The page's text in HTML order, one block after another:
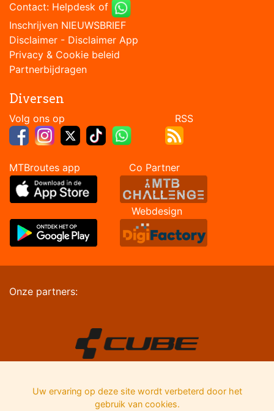
Contact: Helpdesk of
Inschrijven NIEUWSBRIEF
Disclaimer - Disclaimer App
Privacy & Cookie beleid
Partnerbijdragen
Diversen
Volg ons op RSS
MTBroutes app Co Partner
Webdesign
Onze partners:
Uw ervaring op deze site wordt verbeterd door het
gebruik van cookies.